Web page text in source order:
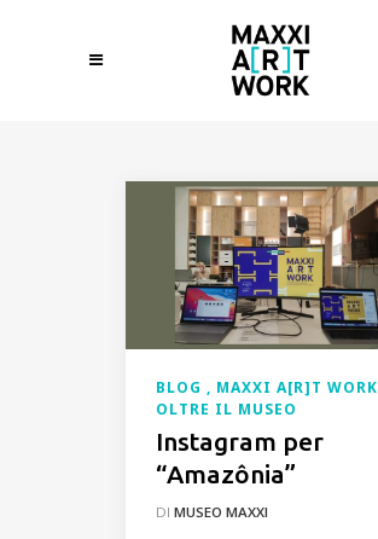
BLOG
MAXXI A[R]T WORK
OLTRE IL MUSEO
Instagram per
“Amazônia”
DI MUSEO MAXXI